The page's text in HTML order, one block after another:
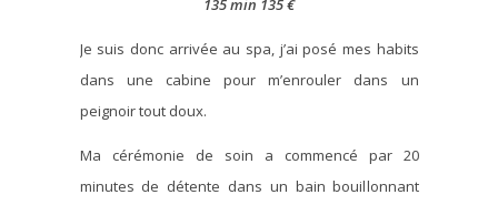
135 min 135 €
Je suis donc arrivée au spa, j’ai posé mes habits
dans une cabine pour m’enrouler dans un
peignoir tout doux.
Ma cérémonie de soin a commencé par 20
minutes de détente dans un bain bouillonnant